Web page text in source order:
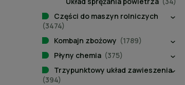
Części do maszyn rolniczych
(3474)
Kombajn zbożowy (1789)
Płyny chemia (375)
Trzypunktowy układ zawieszenia
(394)